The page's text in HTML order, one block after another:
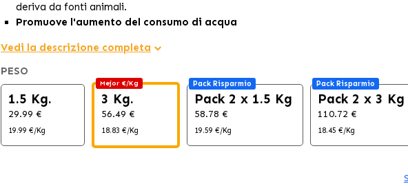
deriva da fonti animali.
Promuove l'aumento del consumo di acqua
Vedi la descrizione completa
PESO
1.5 Kg.
29.99 €
19.99 €/Kg
Mejor €/Kg
3 Kg.
56.49 €
18.83 €/Kg
Pack Risparmio
Pack 2 x 1.5 Kg
58.78 €
19.59 €/Kg
Pack Risparmio
Pack 2 x 3 Kg
110.72 €
18.45 €/Kg